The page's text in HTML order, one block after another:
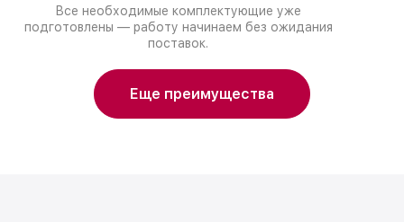
Все необходимые комплектующие уже
подготовлены — работу начинаем без ожидания
поставок.
Еще преимущества